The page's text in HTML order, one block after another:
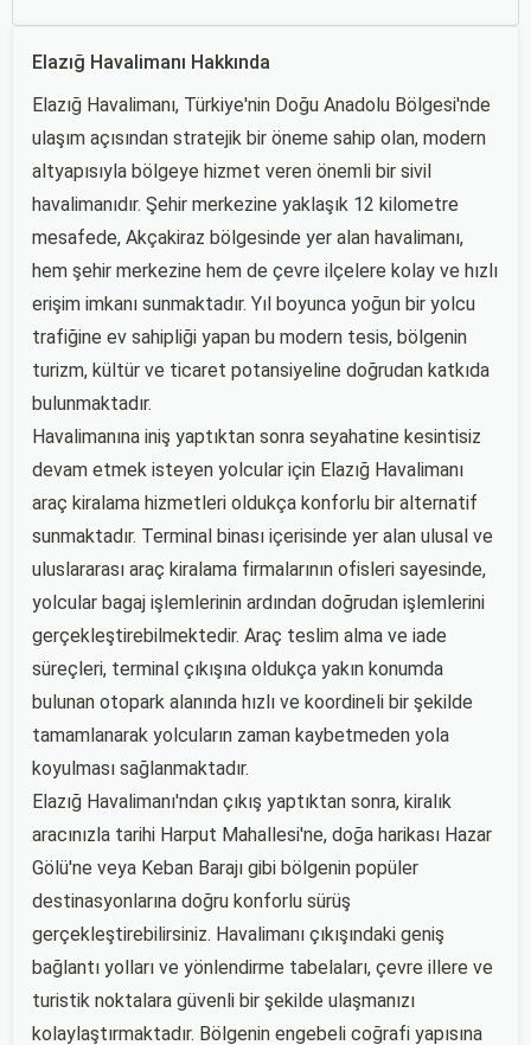
Elazığ Havalimanı Hakkında
Elazığ Havalimanı, Türkiye'nin Doğu Anadolu Bölgesi'nde
ulaşım açısından stratejik bir öneme sahip olan, modern
altyapısıyla bölgeye hizmet veren önemli bir sivil
havalimanıdır. Şehir merkezine yaklaşık 12 kilometre
mesafede, Akçakiraz bölgesinde yer alan havalimanı,
hem şehir merkezine hem de çevre ilçelere kolay ve hızlı
erişim imkanı sunmaktadır. Yıl boyunca yoğun bir yolcu
trafiğine ev sahipliği yapan bu modern tesis, bölgenin
turizm, kültür ve ticaret potansiyeline doğrudan katkıda
bulunmaktadır.
Havalimanına iniş yaptıktan sonra seyahatine kesintisiz
devam etmek isteyen yolcular için Elazığ Havalimanı
araç kiralama hizmetleri oldukça konforlu bir alternatif
sunmaktadır. Terminal binası içerisinde yer alan ulusal ve
uluslararası araç kiralama firmalarının ofisleri sayesinde,
yolcular bagaj işlemlerinin ardından doğrudan işlemlerini
gerçekleştirebilmektedir. Araç teslim alma ve iade
süreçleri, terminal çıkışına oldukça yakın konumda
bulunan otopark alanında hızlı ve koordineli bir şekilde
tamamlanarak yolcuların zaman kaybetmeden yola
koyulması sağlanmaktadır.
Elazığ Havalimanı'ndan çıkış yaptıktan sonra, kiralık
aracınızla tarihi Harput Mahallesi'ne, doğa harikası Hazar
Gölü'ne veya Keban Barajı gibi bölgenin popüler
destinasyonlarına doğru konforlu sürüş
gerçekleştirebilirsiniz. Havalimanı çıkışındaki geniş
bağlantı yolları ve yönlendirme tabelaları, çevre illere ve
turistik noktalara güvenli bir şekilde ulaşmanızı
kolaylaştırmaktadır. Bölgenin engebeli coğrafi yapısına